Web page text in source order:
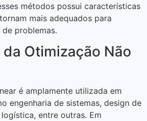
métodos possui características
mais adequados para
problemas.
Otimização Não
é amplamente utilizada em
engenharia de sistemas, design de
entre outras. Em